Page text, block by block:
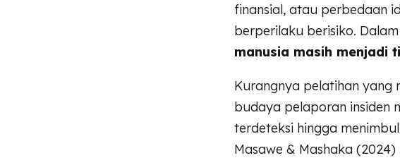
finansial, atau perbedaan
berperilaku berisiko.
manusia masih menjadi
Kurangnya pelatihan yang
budaya pelaporan insiden
terdeteksi hingga
Masawe & Mashaka